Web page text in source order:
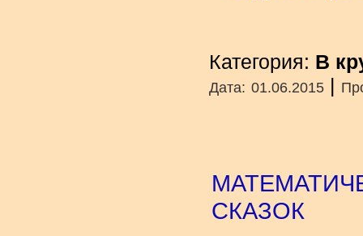
Категория: В
Дата: 01.06.2015 |
СКАЗОК